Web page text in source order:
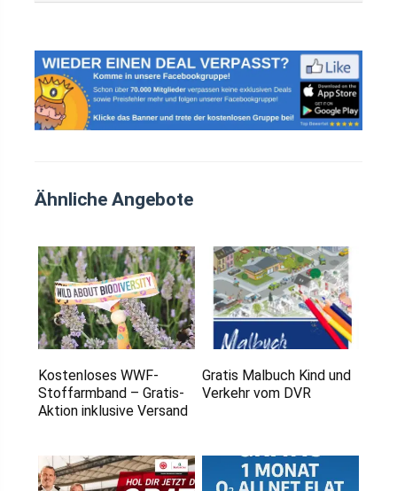
Ähnliche Angebote
Kostenloses WWF-
Stoffarmband – Gratis-
Aktion inklusive Versand
Gratis Malbuch Kind und
Verkehr vom DVR